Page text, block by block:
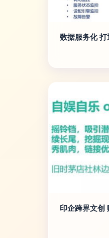
数据服务化
印企跨界文创